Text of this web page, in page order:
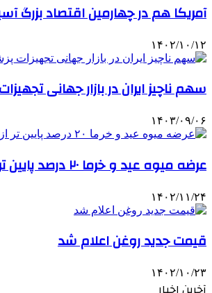
آمریکا هم در چهارمین اقتصاد بزرگ
۱۴۰۲/۱۰/۱۲
سهم ناچیز ایران در بازار جهانی
۱۴۰۳/۰۹/۰۶
عرضه میوه عید و خرما ٢٠ درصد پایین تر از نرخ بازار
۱۴۰۲/۱۱/۲۴
قیمت جدید روغن اعلام شد
۱۴۰۲/۱۰/۲۳